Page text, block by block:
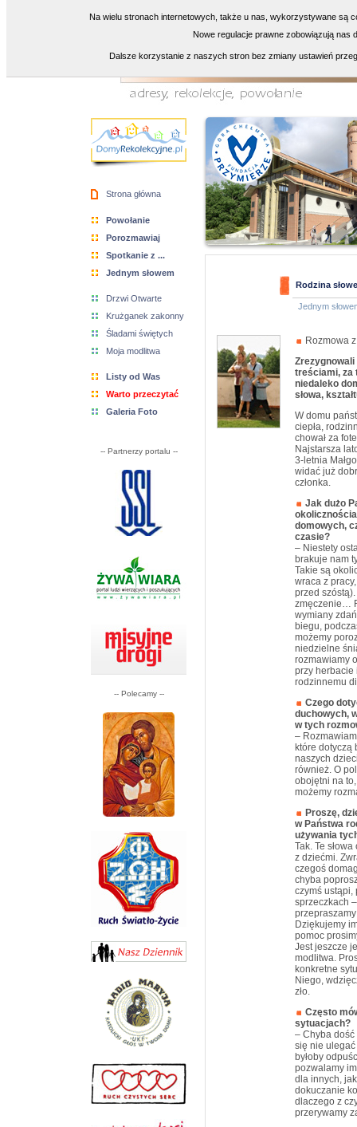
Strona główna
Powołanie
Porozmawiaj
Spotkanie z ...
Jednym słowem
Drzwi Otwarte
Krużganek zakonny
Śladami świętych
Moja modlitwa
Listy od Was
Warto przeczytać
Galeria Foto
-- Partnerzy portalu --
-- Polecamy --
Rodzina
Jednym
Rozmowa
treściami, za
niedaleko
słowa,
W domu
ciepła,
chował za
Najstarsza
3-letnia
widać już
członka.
Jak dużo
domowych,
czasie?
– Niestety
brakuje nam
Takie są
wraca z
przed
zmęczenie…
wymiany
biegu,
możemy
niedzielne
rozmawiamy
przy herbacie
rodzinnemu
Czego
duchowych,
w tych
–
które dotyczą
naszych
również. O
obojętni na
możemy
Proszę,
w Państwa
używania
Tak. Te
z dziećmi.
czegoś
chyba
czymś ustąpi,
sprzeczkach
Dziękujemy
pomoc
Jest jeszcze
modlitwa.
konkretne
Niego,
zło.
Często
sytuacjach?
– Chyba dość
się nie
byłoby
pozwalamy
dla innych,
dokuczanie
dlaczego z
przerywamy
Na wielu stronach internetowych, także u nas, wykorzystywane są
Nowe regulacje prawne zobowiązują nas
Dalsze korzystanie z naszych stron bez zmiany ustawień